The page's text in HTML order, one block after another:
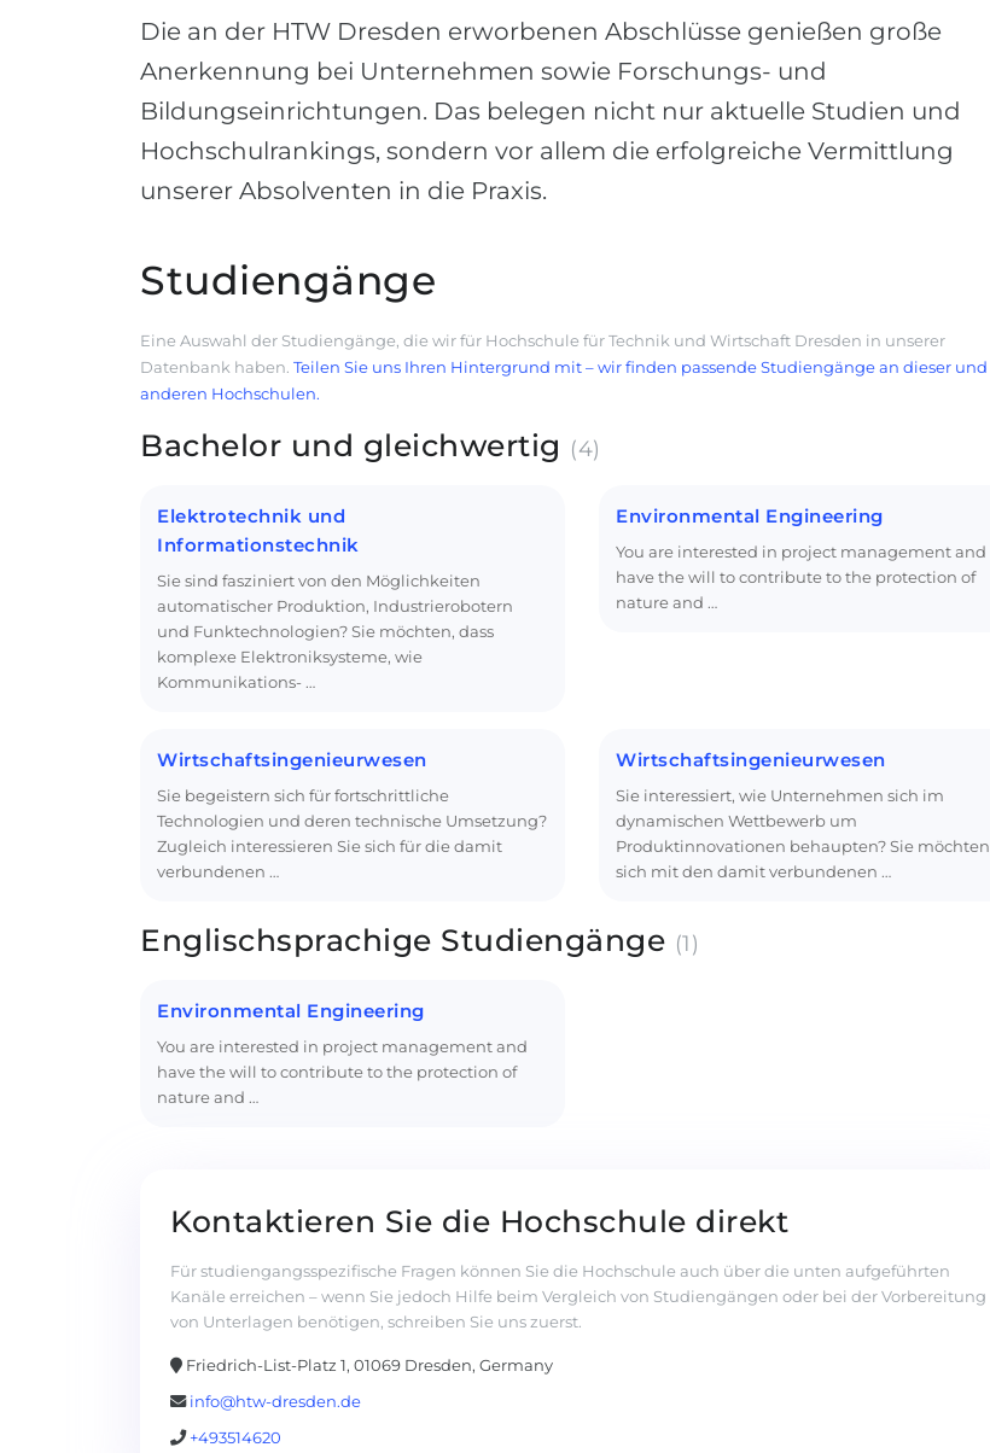
Die an der HTW Dresden erworbenen Abschlüsse genießen große
Anerkennung bei Unternehmen sowie Forschungs- und
Bildungseinrichtungen. Das belegen nicht nur aktuelle Studien und
Hochschulrankings, sondern vor allem die erfolgreiche Vermittlung
unserer Absolventen in die Praxis.
Studiengänge
Eine Auswahl der Studiengänge, die wir für Hochschule für Technik und Wirtschaft Dresden in unserer
Datenbank haben. Teilen Sie uns Ihren Hintergrund mit – wir finden passende Studiengänge an dieser und
anderen Hochschulen.
Bachelor und gleichwertig (4)
Elektrotechnik und
Informationstechnik
Sie sind fasziniert von den Möglichkeiten
automatischer Produktion, Industrierobotern
und Funktechnologien? Sie möchten, dass
komplexe Elektroniksysteme, wie
Kommunikations- …
Environmental Engineering
You are interested in project management and
have the will to contribute to the protection of
nature and …
Wirtschaftsingenieurwesen
Sie begeistern sich für fortschrittliche
Technologien und deren technische Umsetzung?
Zugleich interessieren Sie sich für die damit
verbundenen …
Wirtschaftsingenieurwesen
Sie interessiert, wie Unternehmen sich im
dynamischen Wettbewerb um
Produktinnovationen behaupten? Sie möchten
sich mit den damit verbundenen …
Englischsprachige Studiengänge (1)
Environmental Engineering
You are interested in project management and
have the will to contribute to the protection of
nature and …
Kontaktieren Sie die Hochschule direkt
Für studiengangsspezifische Fragen können Sie die Hochschule auch über die unten aufgeführten
Kanäle erreichen – wenn Sie jedoch Hilfe beim Vergleich von Studiengängen oder bei der Vorbereitung
von Unterlagen benötigen, schreiben Sie uns zuerst.
Friedrich-List-Platz 1, 01069 Dresden, Germany
info@htw-dresden.de
+493514620